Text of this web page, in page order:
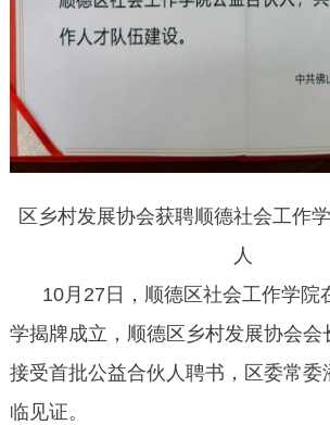
区乡村发展协会获聘顺德社会工作
人
10月27日，顺德区社会工作学院
学揭牌成立，顺德区乡村发展协会会
接受首批公益合伙人聘书，区委常委
临见证。